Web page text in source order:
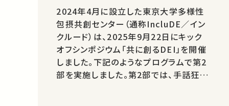
2024年4月に設立した東京大学多様性
包摂共創センター（通称IncluDE／イン
クルード）は、2025年9月22日にキック
オフシンポジウム「共に創るDEI」を開催
しました。下記のようなプログラムで第2
部を実施しました。第2部では、手話狂言